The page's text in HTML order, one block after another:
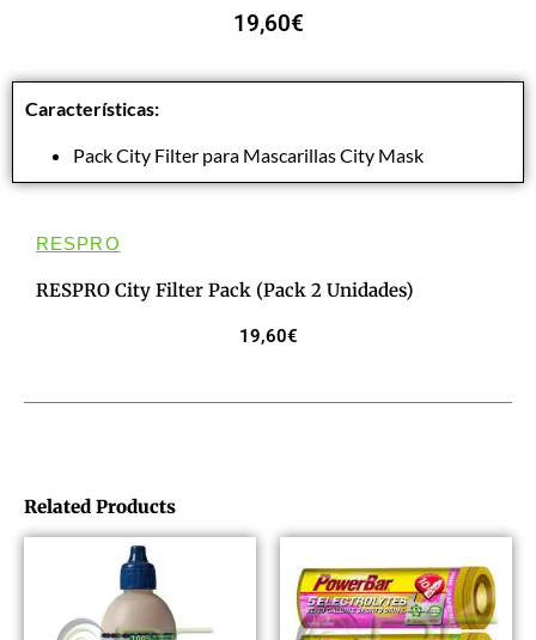
19,60€
Características:
Pack City Filter para Mascarillas City Mask
RESPRO
RESPRO City Filter Pack (pack 2 Unidades)
19,60€
Related Products